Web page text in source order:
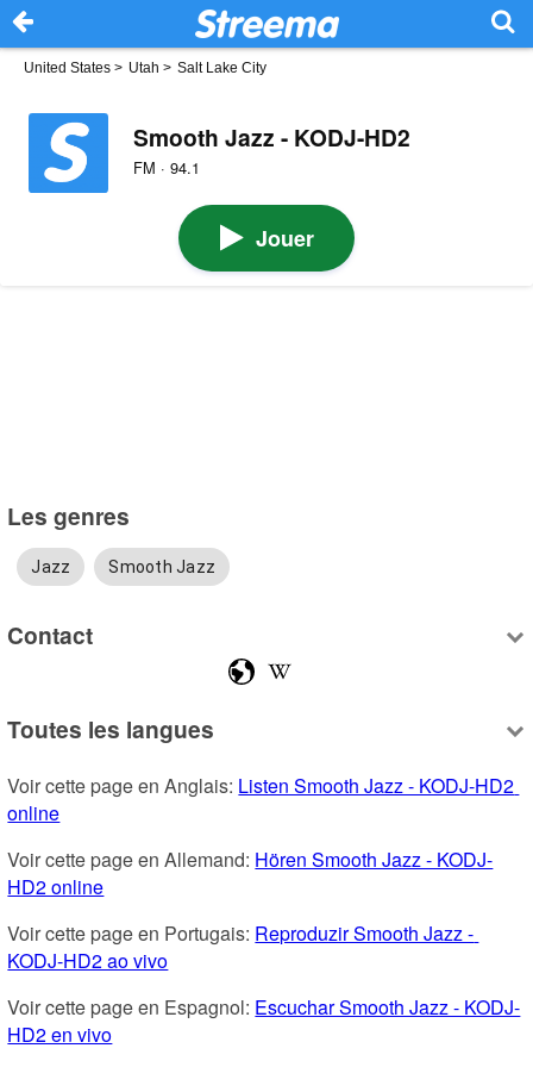
United States > Utah > Salt Lake City
Smooth Jazz - KODJ-HD2
FM · 94.1
Jouer
Les genres
Jazz Smooth Jazz
Contact
Toutes les langues
Voir cette page en Anglais: Listen Smooth Jazz - KODJ-HD2
online
Voir cette page en Allemand: Hören Smooth Jazz - KODJ-
HD2 online
Voir cette page en Portugais: Reproduzir Smooth Jazz -
KODJ-HD2 ao vivo
Voir cette page en Espagnol: Escuchar Smooth Jazz - KODJ-
HD2 en vivo